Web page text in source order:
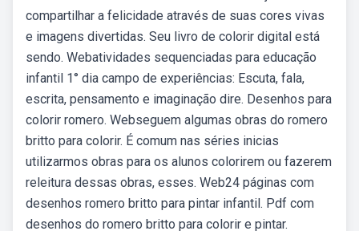
compartilhar a felicidade através de suas cores vivas
e imagens divertidas. Seu livro de colorir digital está
sendo. Webatividades sequenciadas para educação
infantil 1° dia campo de experiências: Escuta, fala,
escrita, pensamento e imaginação dire. Desenhos para
colorir romero. Webseguem algumas obras do romero
britto para colorir. É comum nas séries inicias
utilizarmos obras para os alunos colorirem ou fazerem
releitura dessas obras, esses. Web24 páginas com
desenhos romero britto para pintar infantil. Pdf com
desenhos do romero britto para colorir e pintar.